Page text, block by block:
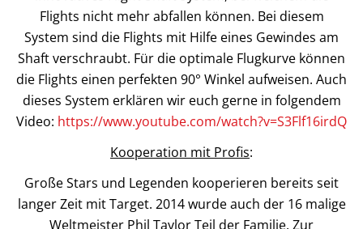
Flights nicht mehr abfallen können. Bei diesem
System sind die Flights mit Hilfe eines Gewindes am
Shaft verschraubt. Für die optimale Flugkurve können
die Flights einen perfekten 90° Winkel aufweisen. Auch
dieses System erklären wir euch gerne in folgendem
Video: https://www.youtube.com/watch?v=S3Flf16irdQ
Kooperation mit Profis:
Große Stars und Legenden kooperieren bereits seit
langer Zeit mit Target. 2014 wurde auch der 16 malige
Weltmeister Phil Taylor Teil der Familie. Zur